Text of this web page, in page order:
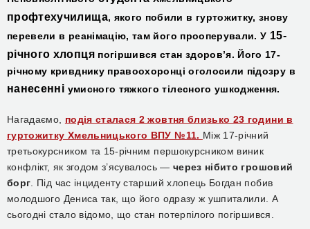
профтехучилища, якого побили в гуртожитку, знову
перевели в реанімацію, там його прооперували. У 15-
річного хлопцяпогіршився стан здоров’я. Його 17-
річному кривднику правоохоронці оголосили підозру в
нанесенні умисного тяжкого тілесного ушкодження.
Нагадаємо, подія сталася 2 жовтня близько 23 години в
гуртожитку Хмельницького ВПУ №11. Між 17-річний
третьокурсником та 15-річним першокурсником виник
конфлікт, як згодом з’ясувалось — через нібито грошовий
борг . Під час інциденту старший хлопець Богдан побив
молодшого Дениса так, що його одразу ж ушпиталили. А
сьогодні стало відомо, що стан потерпілого погіршився.